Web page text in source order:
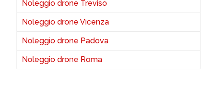
Noleggio drone Treviso
Noleggio drone Vicenza
Noleggio drone Padova
Noleggio drone Roma